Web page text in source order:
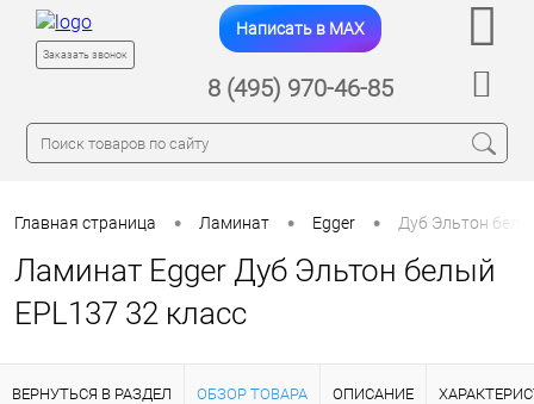
Заказать звонок
Написать в MAX
8 (495) 970-46-85
Главная страница • Ламинат • Egger • Дуб Эльтон
Ламинат Egger Дуб Эльтон белый
EPL137 32 класс
ВЕРНУТЬСЯ В РАЗДЕЛ ОБЗОР ТОВАРА ОПИСАНИЕ